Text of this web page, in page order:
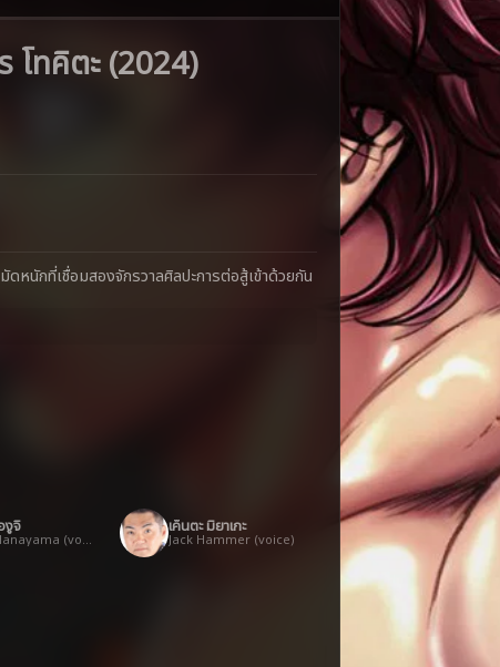
โทคิตะ (2024)
ดหนักที่เชื่อมสองจักรวาลศิลปะการต่อสู้เข้าด้วยกัน
งูจิ
Kaoru Hanayama (voice)
เค็นตะ มิยาเกะ
Jack Hammer (voice)